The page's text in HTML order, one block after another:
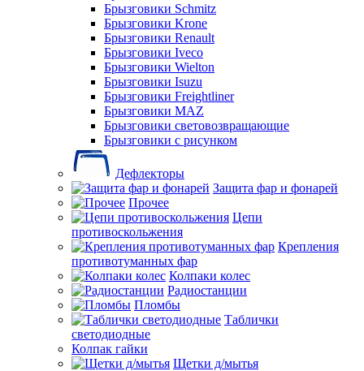
Брызговики Schmitz
Брызговики Krone
Брызговики Renault
Брызговики Iveco
Брызговики Wielton
Брызговики Isuzu
Брызговики Freightliner
Брызговики MAZ
Брызговики световозвращающие
Брызговики с рисунком
Дефлекторы
Защита фар и фонарей
Прочее
Цепи
противоскольжения
Крепления
противотуманных фар
Колпаки колес
Радиостанции
Пломбы
Таблички
светодиодные
Колпак гайки
Щетки д/мытья